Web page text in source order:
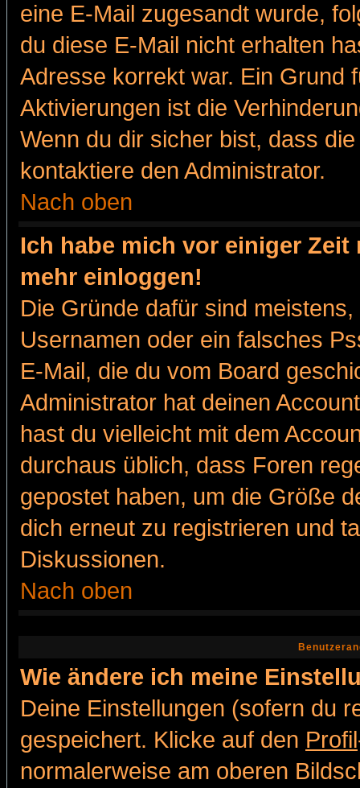
eine E-Mail zugesandt wurde,
du diese E-Mail nicht erhalten
Adresse korrekt war. Ein Grund
Aktivierungen ist die
Wenn du dir sicher bist, dass
kontaktiere den Administrator.
Nach oben
Ich habe mich vor einiger
mehr einloggen!
Die Gründe dafür sind
Usernamen oder ein falsches
E-Mail, die du vom Board
Administrator hat deinen
hast du vielleicht mit dem
durchaus üblich, dass Foren
gepostet haben, um die Größe
dich erneut zu registrieren und
Diskussionen.
Nach oben
Wie ändere ich meine
Deine Einstellungen (sofern du
gespeichert. Klicke auf den Profil
normalerweise am oberen